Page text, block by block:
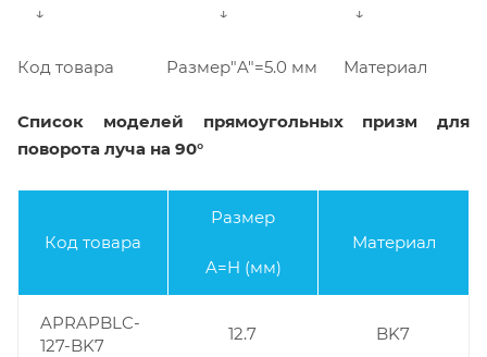
↓ ↓ ↓
Код товара Размер"A"=5.0 мм Материал
Список моделей прямоугольных призм для
поворота луча на 90°
Код товара
Размер
A=H (мм)
Материал
APRAPBLC-
127-BK7
12.7 BK7